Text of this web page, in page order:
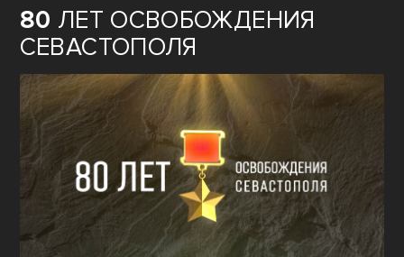
80 ЛЕТ ОСВОБОЖДЕНИЯ
СЕВАСТОПОЛЯ